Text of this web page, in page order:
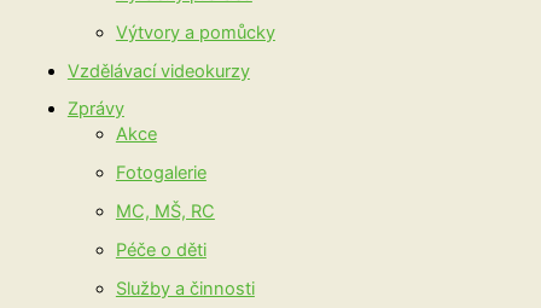
Výtvory a pomůcky
Vzdělávací videokurzy
Zprávy
Akce
Fotogalerie
MC, MŠ, RC
Péče o děti
Služby a činnosti